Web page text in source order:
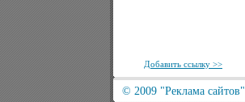
Добавить ссылку >>
© 2009 "Реклама сайтов"